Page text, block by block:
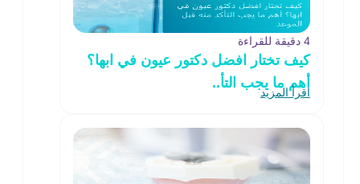
4 دقيقة للقراءة
كيف تختار افضل دكتور عيون في ابها؟
أهم ما يجب التأ..
اقرأ المزيد